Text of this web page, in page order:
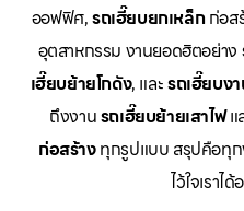
ออฟฟิศ,รถเฮี๊ยบยกเหล็กก่อส
อุตสาหกรรม งานยอดฮิตอย่าง
เฮี๊ยบย้ายโกดัง, และรถเฮี๊ยบง
ถึงงานรถเฮี๊ยบย้ายเสาไฟแ
ก่อสร้างทุกรูปแบบ สรุปคือทุก
ไว้ใจเราไ